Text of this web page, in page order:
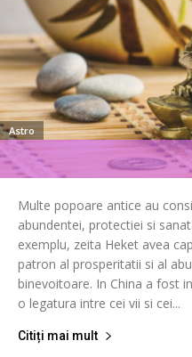
Astro
Multe popoare antice au
abundentei, protectiei si
exemplu, zeita Heket avea
patron al prosperitatii si al
binevoitoare. In China a fost
o legatura intre cei vii si cei...
Citiți mai mult